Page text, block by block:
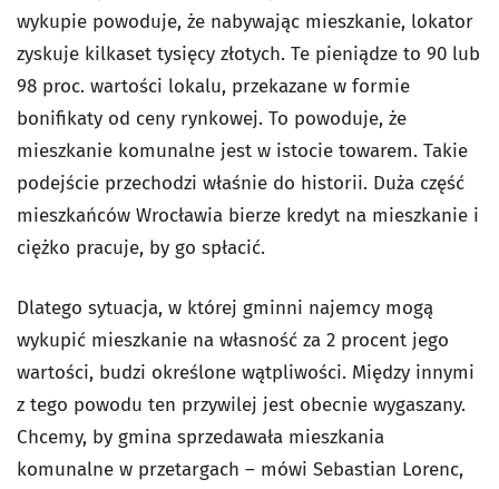
wykupie powoduje, że nabywając mieszkanie, lokator
zyskuje kilkaset tysięcy złotych. Te pieniądze to 90 lub
98 proc. wartości lokalu, przekazane w formie
bonifikaty od ceny rynkowej. To powoduje, że
mieszkanie komunalne jest w istocie towarem. Takie
podejście przechodzi właśnie do historii. Duża część
mieszkańców Wrocławia bierze kredyt na mieszkanie i
ciężko pracuje, by go spłacić.
Dlatego sytuacja, w której gminni najemcy mogą
wykupić mieszkanie na własność za 2 procent jego
wartości, budzi określone wątpliwości. Między innymi
z tego powodu ten przywilej jest obecnie wygaszany.
Chcemy, by gmina sprzedawała mieszkania
komunalne w przetargach – mówi Sebastian Lorenc,